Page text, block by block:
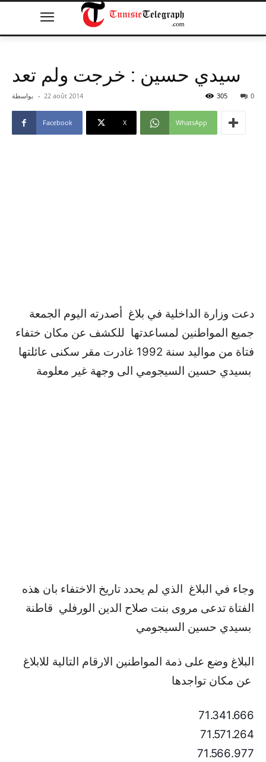
سيدي حسين : خرجت ولم تعد
بواسطة - 22 août 2014 0
305
Facebook X WhatsApp
دعت وزارة الداخلية في بلاغ أصدرته اليوم الجمعة
جميع المواطنين لمساعدتها للكشف عن مكان ختفاء
فتاة من مواليد سنة 1992 غادرت مقر سكنى عائلتها
وجاء في البلاغ الذي لم يحدد تاريخ الاختفاء بان هذه
الفتاة تدعى مروى بنت صلاح الدين الورفلي قاطنة
البلاغ وضع على ذمة المواطنين الارقام التالية للابلاغ
71.341.666
71.571.264
71.566.977